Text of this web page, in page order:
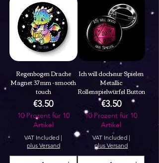
Regenbogen Drache
Magnet 37 mm -smooth
touch
Price
€3.50
10 Prozent für 10
Artikel
VAT Included |
plus Versand
Ich will doch nur Spielen
Metallic
Rollenspielwürfel Button
Price
€3.50
10 Prozent für 10
Artikel
VAT Included|
plus Versand